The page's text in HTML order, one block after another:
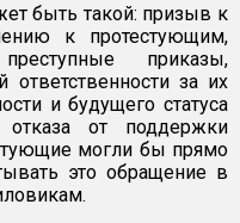
быть такой: призыв к
к протестующим,
приказы,
за их
и будущего статуса
от поддержки
могли бы прямо
это обращение в